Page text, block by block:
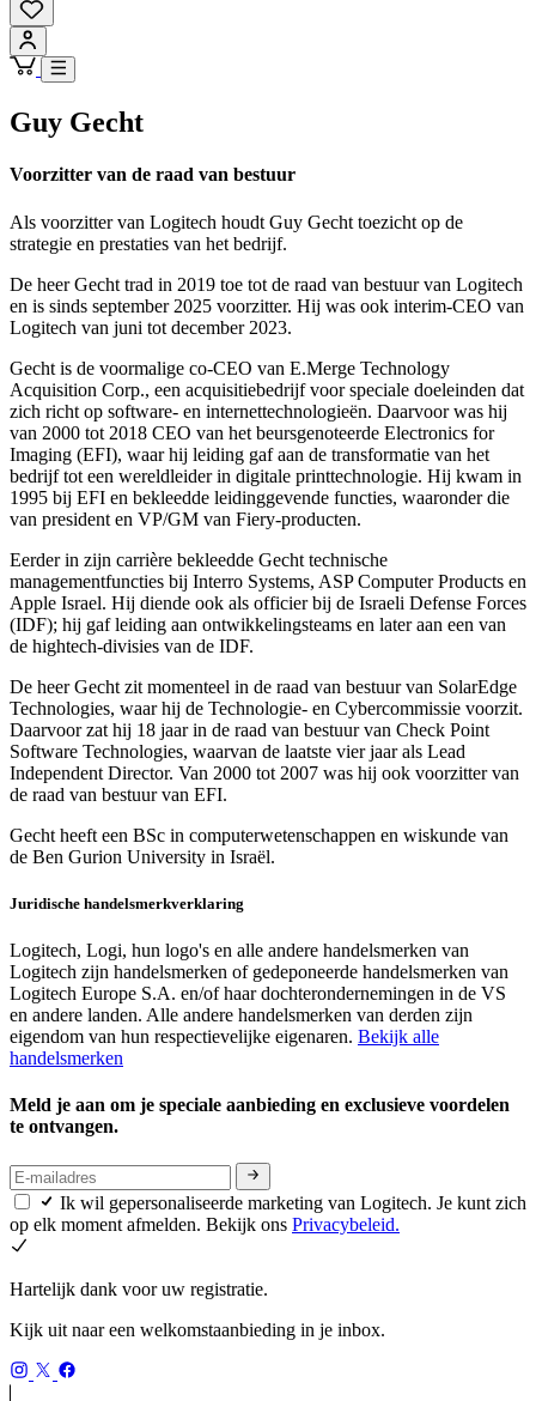
Guy Gecht
Voorzitter van de raad van bestuur
Als voorzitter van Logitech houdt Guy Gecht toezicht op de
strategie en prestaties van het bedrijf.
De heer Gecht trad in 2019 toe tot de raad van bestuur van Logitech
en is sinds september 2025 voorzitter. Hij was ook interim-CEO van
Logitech van juni tot december 2023.
Gecht is de voormalige co-CEO van E.Merge Technology
Acquisition Corp., een acquisitiebedrijf voor speciale doeleinden dat
zich richt op software- en internettechnologieën. Daarvoor was hij
van 2000 tot 2018 CEO van het beursgenoteerde Electronics for
Imaging (EFI), waar hij leiding gaf aan de transformatie van het
bedrijf tot een wereldleider in digitale printtechnologie. Hij kwam in
1995 bij EFI en bekleedde leidinggevende functies, waaronder die
van president en VP/GM van Fiery-producten.
Eerder in zijn carrière bekleedde Gecht technische
managementfuncties bij Interro Systems, ASP Computer Products en
Apple Israel. Hij diende ook als officier bij de Israeli Defense Forces
(IDF); hij gaf leiding aan ontwikkelingsteams en later aan een van
de hightech-divisies van de IDF.
De heer Gecht zit momenteel in de raad van bestuur van SolarEdge
Technologies, waar hij de Technologie- en Cybercommissie voorzit.
Daarvoor zat hij 18 jaar in de raad van bestuur van Check Point
Software Technologies, waarvan de laatste vier jaar als Lead
Independent Director. Van 2000 tot 2007 was hij ook voorzitter van
de raad van bestuur van EFI.
Gecht heeft een BSc in computerwetenschappen en wiskunde van
de Ben Gurion University in Israël.
Juridische handelsmerkverklaring
Logitech, Logi, hun logo's en alle andere handelsmerken van
Logitech zijn handelsmerken of gedeponeerde handelsmerken van
Logitech Europe S.A. en/of haar dochterondernemingen in de VS
en andere landen. Alle andere handelsmerken van derden zijn
eigendom van hun respectievelijke eigenaren. Bekijk alle
handelsmerken
Meld je aan om je speciale aanbieding en exclusieve voordelen
te ontvangen.
Ik wil gepersonaliseerde marketing van Logitech. Je kunt zich
op elk moment afmelden. Bekijk ons Privacybeleid.
Hartelijk dank voor uw registratie.
Kijk uit naar een welkomstaanbieding in je inbox.